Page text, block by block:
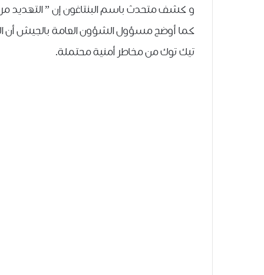
و كشف ﻣﺘﺤﺪﺙ ﺑﺎﺳﻢ ﺍﻟﺒﻨﺘﺎﻏﻮﻥ ﺇﻥ ” ﺍﻟﺘﻬﺪﻳﺪ
كما ﺃﻭﺿﺢ ﻣﺴﺆﻭﻝ ﺍﻟﺸﺆﻭﻥ ﺍﻟﻌﺎﻣﺔ ﺑﺎﻟﺠﻴﺶ ﺃﻥ
ﺗﻴﻚ ﺗﻮﻙ ﻣﻦ ﻣﺨﺎﻃﺮ ﺃﻣﻨﻴﺔ ﻣﺤﺘﻤﻠﺔ.